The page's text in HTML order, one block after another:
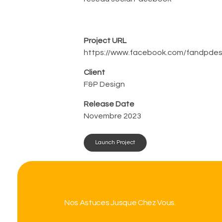
Project URL
https://www.facebook.com/
Client
F&P Design
Release Date
Novembre 2023
Launch Project
Nos Astuces Jusque Chez Vous.